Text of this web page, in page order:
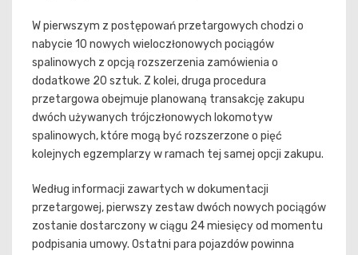
W pierwszym z postępowań przetargowych chodzi o
nabycie 10 nowych wieloczłonowych pociągów
spalinowych z opcją rozszerzenia zamówienia o
dodatkowe 20 sztuk. Z kolei, druga procedura
przetargowa obejmuje planowaną transakcję zakupu
dwóch używanych trójczłonowych lokomotyw
spalinowych, które mogą być rozszerzone o pięć
kolejnych egzemplarzy w ramach tej samej opcji zakupu.
Według informacji zawartych w dokumentacji
przetargowej, pierwszy zestaw dwóch nowych pociągów
zostanie dostarczony w ciągu 24 miesięcy od momentu
podpisania umowy. Ostatni para pojazdów powinna